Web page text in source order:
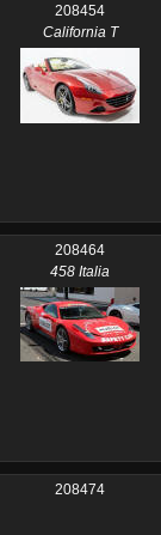
208454
California T
208464
458 Italia
208474